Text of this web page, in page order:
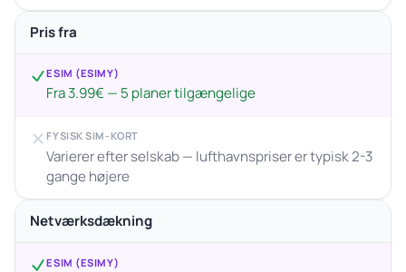
Pris fra
ESIM (ESIMY)
Fra 3.99€ — 5 planer tilgængelige
FYSISK SIM-KORT
Varierer efter selskab — lufthavnspriser er typisk 2-3
gange højere
Netværksdækning
ESIM (ESIMY)